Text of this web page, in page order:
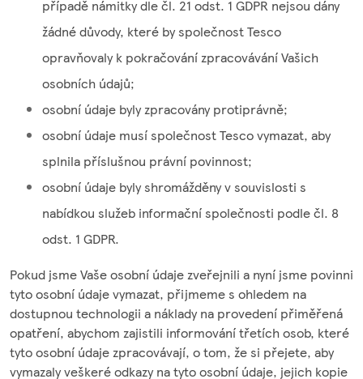
případě námitky dle čl. 21 odst. 1 GDPR nejsou dány
žádné důvody, které by společnost Tesco
opravňovaly k pokračování zpracovávání Vašich
osobních údajů;
osobní údaje byly zpracovány protiprávně;
osobní údaje musí společnost Tesco vymazat, aby
splnila příslušnou právní povinnost;
osobní údaje byly shromážděny v souvislosti s
nabídkou služeb informační společnosti podle čl. 8
odst. 1 GDPR.
Pokud jsme Vaše osobní údaje zveřejnili a nyní jsme povinni
tyto osobní údaje vymazat, přijmeme s ohledem na
dostupnou technologii a náklady na provedení přiměřená
opatření, abychom zajistili informování třetích osob, které
tyto osobní údaje zpracovávají, o tom, že si přejete, aby
vymazaly veškeré odkazy na tyto osobní údaje, jejich kopie